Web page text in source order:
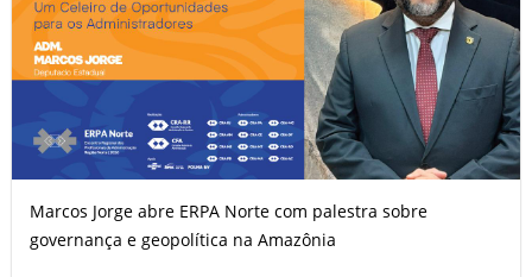
Marcos Jorge abre ERPA Norte com palestra sobre
governança e geopolítica na Amazônia